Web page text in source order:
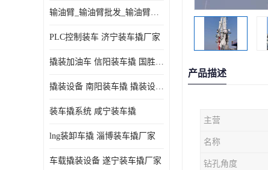
输油臂_输油臂批发_输油臂厂家
PLC控制装车 济宁装车撬厂家
撬装加油车 信阳装车撬 国胜装备
撬装设备 南阳装车撬 撬装设备 定量控制
装车撬系统 咸宁装车撬
lng装卸车撬 淄博装车撬厂家
车载撬装设备 遂宁装车撬厂家
产品描述
主营
名称
钻孔角度